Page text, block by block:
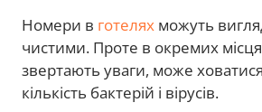
Номери в готелях можуть
чистими. Проте в окремих
звертають уваги, може
кількість бактерій і вірусів.